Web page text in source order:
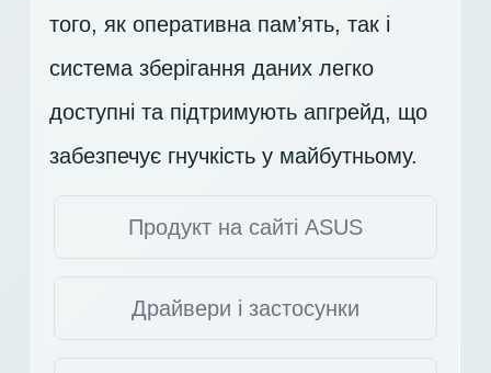
того, як оперативна пам’ять, так і
система зберігання даних легко
доступні та підтримують апгрейд, що
забезпечує гнучкість у майбутньому.
Продукт на сайті ASUS
Драйвери і застосунки